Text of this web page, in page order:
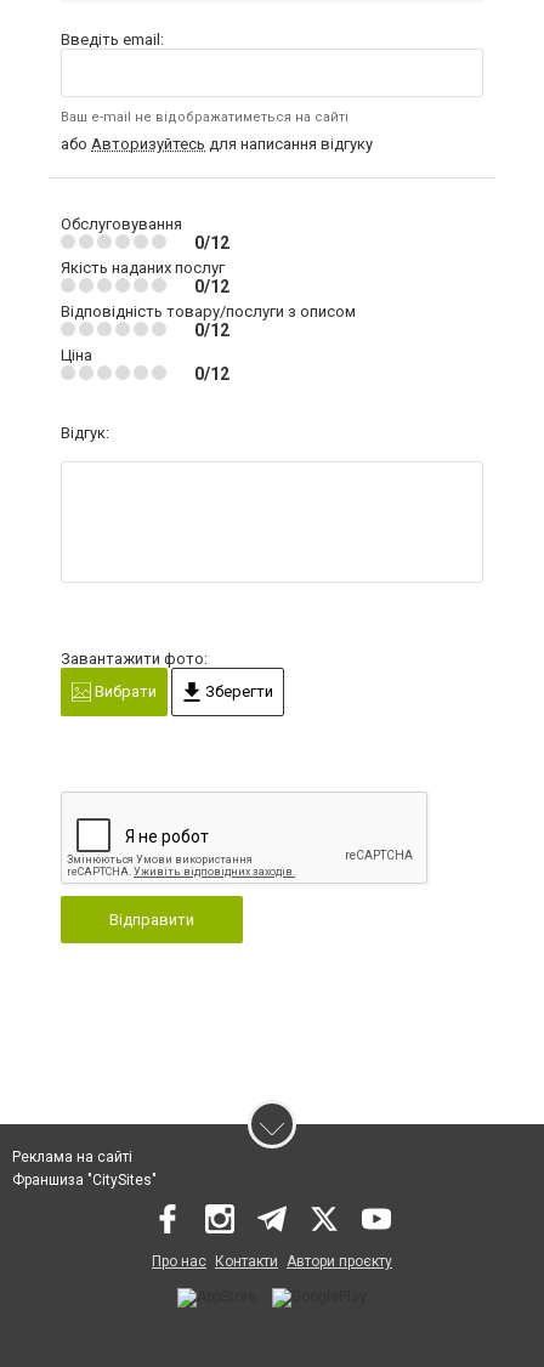
Введіть email:
Ваш e-mail не відображатиметься на сайті
або Авторизуйтесь для написання відгуку
Обслуговування
0/12
Якість наданих послуг
0/12
Відповідність товару/послуги з описом
0/12
Ціна
0/12
Відгук:
Завантажити фото:
Вибрати
Зберегти
Відправити
Реклама на сайті
Франшиза "CitySites"
Про нас Контакти Автори проєкту